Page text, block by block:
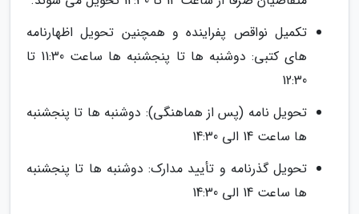
تکمیل نواقص پفراینده و همچنین تحویل اظهارنامه
های کتبی: دوشنبه ها تا پنجشنبه ها ساعت 11:30 تا
12:30
تحویل نامه (پس از هماهنگی): دوشنبه ها تا پنجشنبه
ها ساعت 14 الی 14:30
تحویل گذرنامه و تأیید مدارک: دوشنبه ها تا پنجشنبه
ها ساعت 14 الی 14:30